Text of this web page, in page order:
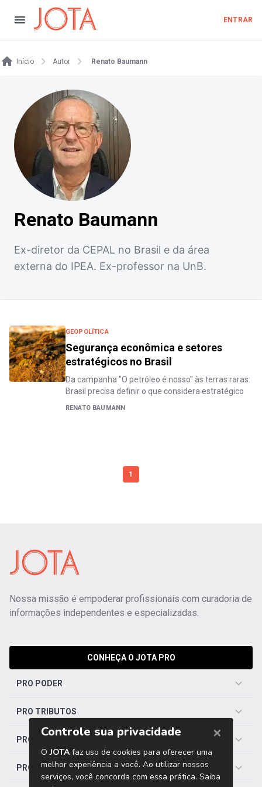
ENTRAR
Início Autor Renato Baumann
Renato Baumann
Ex-diretor da CEPAL no Brasil e da área
externa do IPEA. Ex-professor na UnB.
GEOPOLÍTICA
Segurança econômica e setores
estratégicos no Brasil
Da campanha "O petróleo é nosso" às terras raras:
Brasil precisa definir o que considera estratégico
RENATO BAUMANN
1
Nossa missão é empoderar profissionais com curadoria de
informações independentes e especializadas.
CONHEÇA O JOTA PRO
PRO PODER
PRO TRIBUTOS
PRO TRABALHISTA
PRO SAÚDE